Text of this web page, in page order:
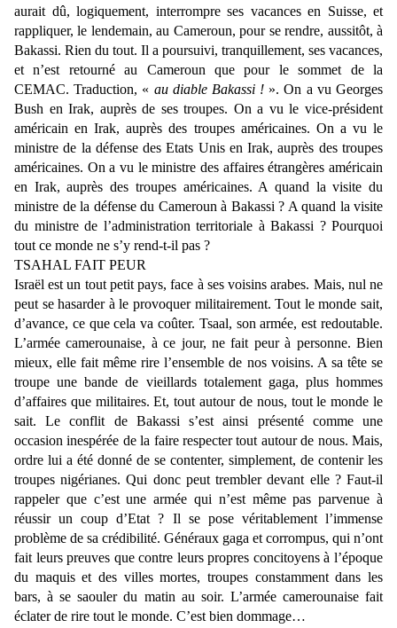
aurait dû, logiquement, interrompre ses vacances en Suisse, et
rappliquer, le lendemain, au Cameroun, pour se rendre, aussitôt, à
Bakassi. Rien du tout. Il a poursuivi, tranquillement, ses vacances,
et n’est retourné au Cameroun que pour le sommet de la
CEMAC. Traduction, « au diable Bakassi ! ». On a vu Georges
Bush en Irak, auprès de ses troupes. On a vu le vice-président
américain en Irak, auprès des troupes américaines. On a vu le
ministre de la défense des Etats Unis en Irak, auprès des troupes
américaines. On a vu le ministre des affaires étrangères américain
en Irak, auprès des troupes américaines. A quand la visite du
ministre de la défense du Cameroun à Bakassi ? A quand la visite
du ministre de l’administration territoriale à Bakassi ? Pourquoi
tout ce monde ne s’y rend-t-il pas ?
TSAHAL FAIT PEUR
Israël est un tout petit pays, face à ses voisins arabes. Mais, nul ne
peut se hasarder à le provoquer militairement. Tout le monde sait,
d’avance, ce que cela va coûter. Tsaal, son armée, est redoutable.
L’armée camerounaise, à ce jour, ne fait peur à personne. Bien
mieux, elle fait même rire l’ensemble de nos voisins. A sa tête se
troupe une bande de vieillards totalement gaga, plus hommes
d’affaires que militaires. Et, tout autour de nous, tout le monde le
sait. Le conflit de Bakassi s’est ainsi présenté comme une
occasion inespérée de la faire respecter tout autour de nous. Mais,
ordre lui a été donné de se contenter, simplement, de contenir les
troupes nigérianes. Qui donc peut trembler devant elle ? Faut-il
rappeler que c’est une armée qui n’est même pas parvenue à
réussir un coup d’Etat ? Il se pose véritablement l’immense
problème de sa crédibilité. Généraux gaga et corrompus, qui n’ont
fait leurs preuves que contre leurs propres concitoyens à l’époque
du maquis et des villes mortes, troupes constamment dans les
bars, à se saouler du matin au soir. L’armée camerounaise fait
éclater de rire tout le monde. C’est bien dommage…